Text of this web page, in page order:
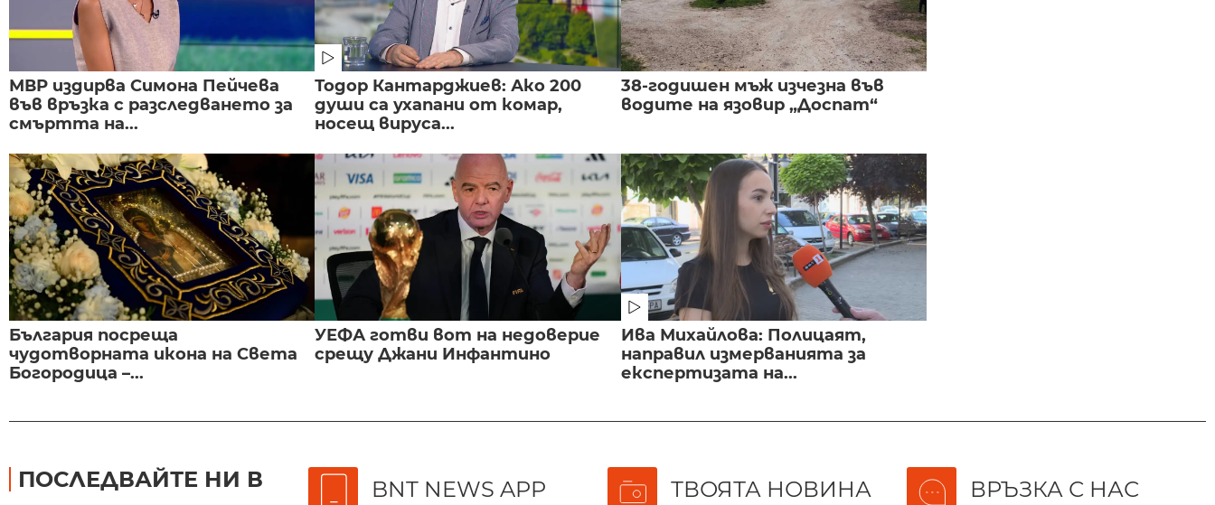
МВР издирва Симона Пейчева
във връзка с разследването за
смъртта на...
Тодор Кантарджиев: Ако 200
души са ухапани от комар,
носещ вируса...
38-годишен мъж изчезна във
водите на язовир „Доспат“
България посреща
чудотворната икона на Света
Богородица –...
УЕФА готви вот на недоверие
срещу Джани Инфантино
Ива Михайлова: Полицаят,
направил измерванията за
експертизата на...
ПОСЛЕДВАЙТЕ НИ В BNT NEWS APP ТВОЯТА НОВИНА ВРЪЗКА С НАС